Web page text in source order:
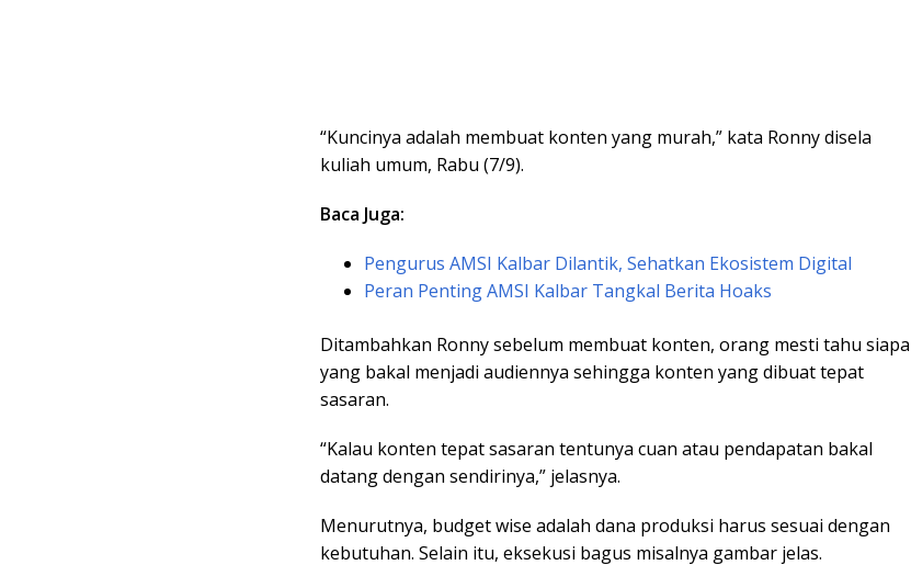
“Kuncinya adalah membuat konten yang murah,” kata Ronny disela
kuliah umum, Rabu (7/9).
Baca Juga:
Pengurus AMSI Kalbar Dilantik, Sehatkan Ekosistem Digital
Peran Penting AMSI Kalbar Tangkal Berita Hoaks
Ditambahkan Ronny sebelum membuat konten, orang mesti tahu siapa
yang bakal menjadi audiennya sehingga konten yang dibuat tepat
sasaran.
“Kalau konten tepat sasaran tentunya cuan atau pendapatan bakal
datang dengan sendirinya,” jelasnya.
Menurutnya, budget wise adalah dana produksi harus sesuai dengan
kebutuhan. Selain itu, eksekusi bagus misalnya gambar jelas.